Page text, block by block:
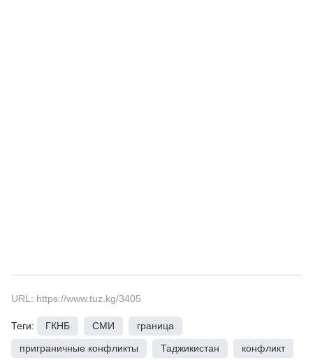
URL: https://www.tuz.kg/3405
Теги: ГКНБ СМИ граница
приграничные конфликты
Таджикистан конфликт